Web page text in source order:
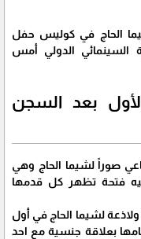
الحاج في كوليس حفل
القاهرة السينمائي الدولي أمس
بعد السجن
صوراً لشيما الحاج وهي
فتحة تظهر كل قدمها
لشيما الحاج في أول
بعلاقة جنسية مع احد